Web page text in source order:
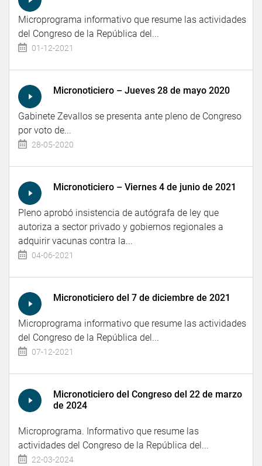
Microprograma informativo que resume las actividades
del Congreso de la República del...
01-12-2021
Micronoticiero – Jueves 28 de mayo 2020
Gabinete Zevallos se presenta ante pleno de Congreso
por voto de...
28-05-2020
Micronoticiero – Viernes 4 de junio de 2021
Pleno aprobó insistencia de autógrafa de ley que
autoriza a sector privado y gobiernos regionales a
adquirir vacunas contra la...
04-06-2021
Micronoticiero del 7 de diciembre de 2021
Microprograma informativo que resume las actividades
del Congreso de la República del...
07-12-2021
Micronoticiero del Congreso del 22 de marzo
de 2024
Microprograma. Informativo que resume las
actividades del Congreso de la República del...
22-03-2024